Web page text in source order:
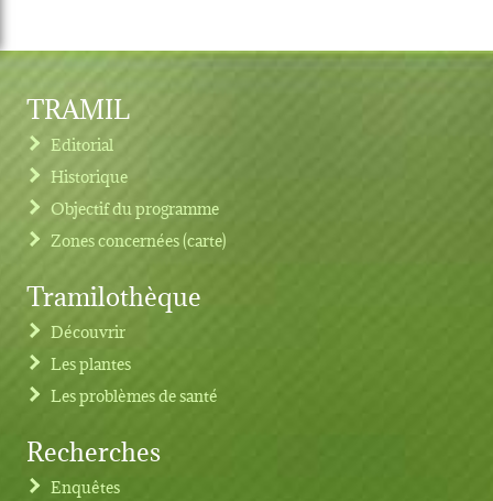
Footer menu
TRAMIL
Editorial
Historique
Objectif du programme
Zones concernées (carte)
Tramilothèque
Découvrir
Les plantes
Les problèmes de santé
Recherches
Enquêtes